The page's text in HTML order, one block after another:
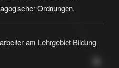
Ordnungen.
am Lehrgebiet Bildung